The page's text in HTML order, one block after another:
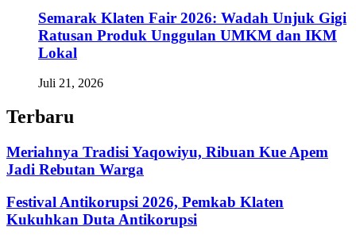
Semarak Klaten Fair 2026: Wadah Unjuk Gigi
Ratusan Produk Unggulan UMKM dan IKM
Lokal
Juli 21, 2026
Terbaru
Meriahnya Tradisi Yaqowiyu, Ribuan Kue Apem
Jadi Rebutan Warga
Festival Antikorupsi 2026, Pemkab Klaten
Kukuhkan Duta Antikorupsi